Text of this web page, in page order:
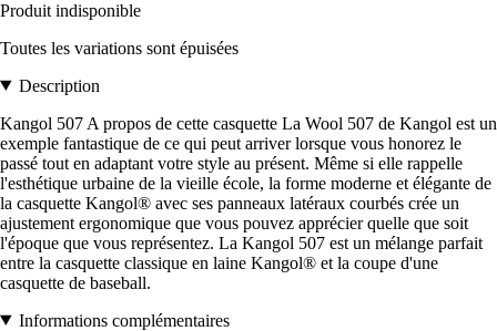
Produit indisponible
Toutes les variations sont épuisées
Description
Kangol 507 A propos de cette casquette La Wool 507 de Kangol est un
exemple fantastique de ce qui peut arriver lorsque vous honorez le
passé tout en adaptant votre style au présent. Même si elle rappelle
l'esthétique urbaine de la vieille école, la forme moderne et élégante de
la casquette Kangol® avec ses panneaux latéraux courbés crée un
ajustement ergonomique que vous pouvez apprécier quelle que soit
l'époque que vous représentez. La Kangol 507 est un mélange parfait
entre la casquette classique en laine Kangol® et la coupe d'une
casquette de baseball.
Informations complémentaires